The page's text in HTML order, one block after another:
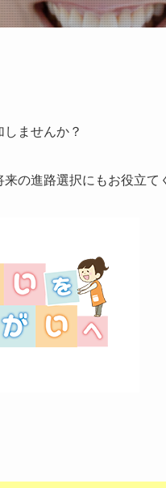
しませんか？
の進路選択にもお役立て